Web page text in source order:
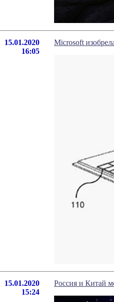
15.01.2020
16:05
Microsoft
15.01.2020
15:24
Россия и Китай